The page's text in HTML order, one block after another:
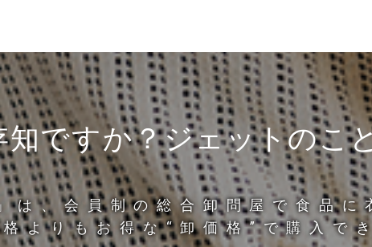
知ですか？ジェットのこ
は、会員制の総合卸問屋で食品に
よりもお得な“卸価格”で購入で